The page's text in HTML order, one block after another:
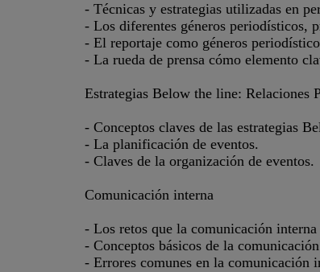
- Técnicas y estrategias utilizadas en
- Los diferentes géneros periodísticos,
- El reportaje como géneros
- La rueda de prensa cómo elemento
Estrategias Below the line: Relaciones
- Conceptos claves de las estrategias
- La planificación de eventos.
- Claves de la organización de eventos.
Comunicación interna
- Los retos que la comunicación
- Conceptos básicos de la
- Errores comunes en la comunicación